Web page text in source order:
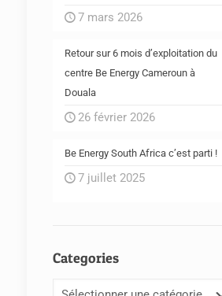
7 mars 2026
Retour sur 6 mois d’exploitation du
centre Be Energy Cameroun à
Douala
26 février 2026
Be Energy South Africa c’est parti !
7 juillet 2025
Categories
Categories